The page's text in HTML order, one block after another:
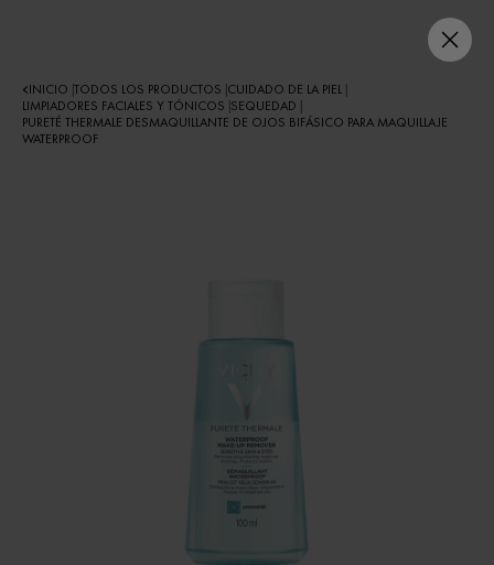
INICIO TODOS LOS PRODUCTOS CUIDADO DE LA PIEL
LIMPIADORES FACIALES Y TÓNICOS SEQUEDAD
PURETÉ THERMALE DESMAQUILLANTE DE OJOS BIFÁSICO PARA MAQUILLAJE
WATERPROOF